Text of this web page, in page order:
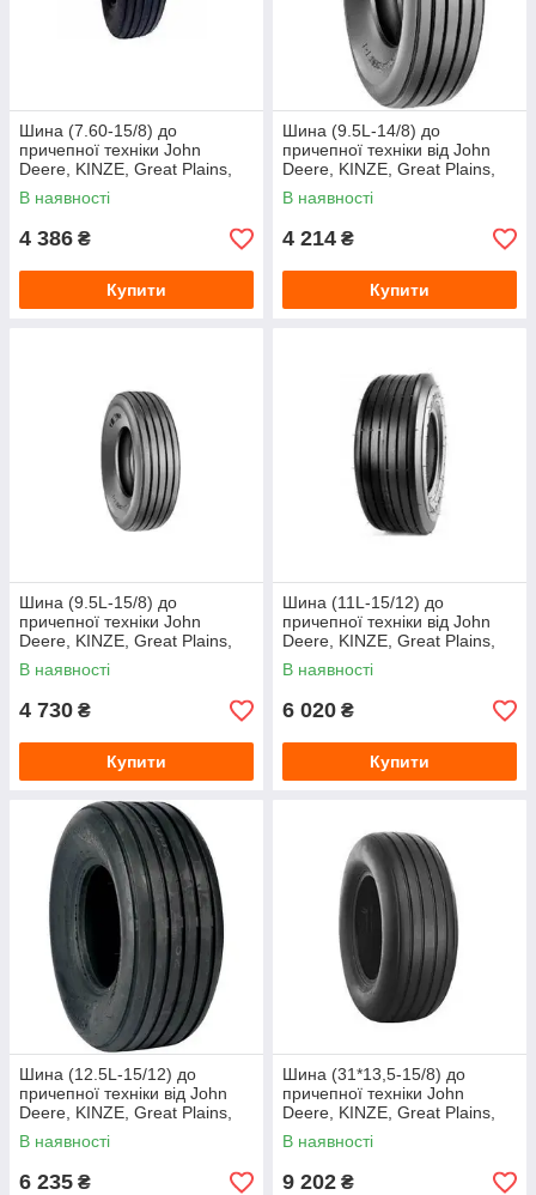
Шина (7.60-15/8) до
причепної техніки John
Deere, KINZE, Great Plains,
Wil Rich від HARVEST
(Armour)
В наявності
4 386 ₴
Купити
Шина (9.5L-14/8) до
причепної техніки від John
Deere, KINZE, Great Plains,
Wil Rich від LANDE (Armour)
В наявності
4 214 ₴
Купити
Шина (9.5L-15/8) до
причепної техніки John
Deere, KINZE, Great Plains,
Wil Rich від LANDE (Armour)
В наявності
4 730 ₴
Купити
Шина (11L-15/12) до
причепної техніки від John
Deere, KINZE, Great Plains,
Wil Rich від LANDE (Armour)
В наявності
6 020 ₴
Купити
Шина (12.5L-15/12) до
причепної техніки від John
Deere, KINZE, Great Plains,
Wil Rich від LANDE (Armour)
В наявності
6 235 ₴
Шина (31*13,5-15/8) до
причепної техніки John
Deere, KINZE, Great Plains,
Wil Rich від LANDE (Armour)
В наявності
9 202 ₴